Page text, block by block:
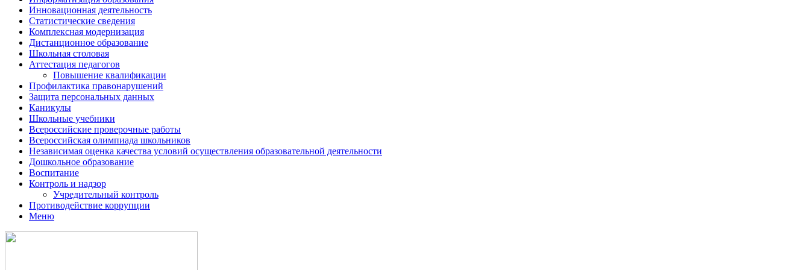
Инновационная деятельность
Статистические сведения
Комплексная модернизация
Дистанционное образование
Школьная столовая
Аттестация педагогов
Повышение квалификации
Профилактика правонарушений
Защита персональных данных
Каникулы
Школьные учебники
Всероссийские проверочные работы
Всероссийская олимпиада школьников
Независимая оценка качества условий осуществления образовательной деятельности
Дошкольное образование
Воспитание
Контроль и надзор
Учредительный контроль
Противодействие коррупции
Меню